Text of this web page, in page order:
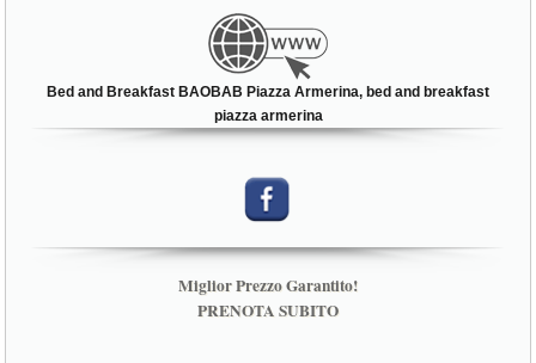
Bed and Breakfast BAOBAB Piazza Armerina, bed and breakfast
piazza armerina
Miglior Prezzo Garantito!
PRENOTA SUBITO